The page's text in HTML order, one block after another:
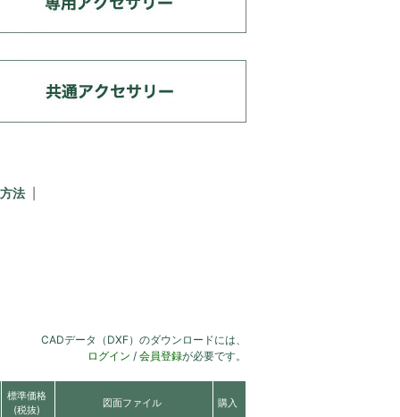
法
CADデータ（DXF）のダウンロードには、
ログイン / 会員登録が必要です。
標準価格
(税抜)
図面ファイル 購入